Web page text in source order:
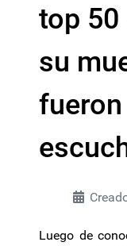
top 50
su
Luego de